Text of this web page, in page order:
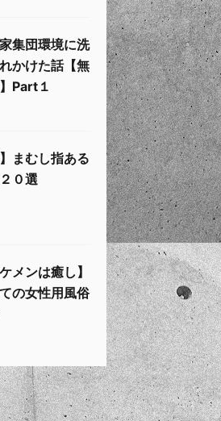
集団環境に洗
かけた話【無
Part１
】まむし指ある
０選
ケメンは癒し】
の女性用風俗